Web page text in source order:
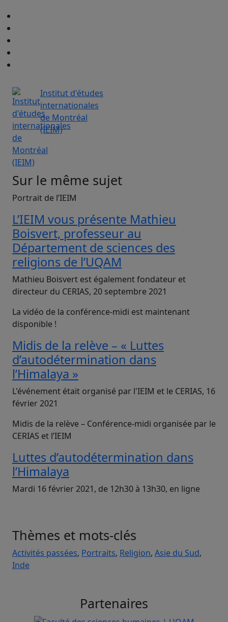
Institut d'études
internationales
de Montréal
(IEIM)
Sur le même sujet
Portrait de l’IEIM
L’IEIM vous présente Mathieu
Boisvert, professeur au
Département de sciences des
religions de l’UQAM
Mathieu Boisvert est également fondateur et
directeur du CERIAS, 20 septembre 2021
La vidéo de la conférence-midi est maintenant
disponible !
Midis de la relève – « Luttes
d’autodétermination dans
l’Himalaya »
L'événement était organisé par l'IEIM et le CERIAS, 16
février 2021
Midis de la relève – Conférence-midi organisée par le
CERIAS et l’IEIM
Luttes d’autodétermination dans
l’Himalaya
Mardi 16 février 2021, de 12h30 à 13h30, en ligne
Thèmes et mots-clés
Activités passées, Portraits, Religion, Asie du Sud,
Inde
Partenaires